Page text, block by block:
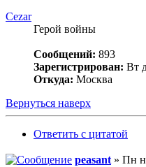
Cezar
Герой войны
Сообщений: 893
Зарегистрирован: Вт
Откуда: Москва
Вернуться наверх
Ответить с цитатой
peasant » Пн